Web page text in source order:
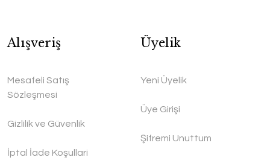
Alışveriş
Mesafeli Satış
Sözleşmesi
Gizlilik ve Güvenlik
İptal İade Koşullari
Üyelik
Yeni Üyelik
Üye Girişi
Şifremi Unuttum